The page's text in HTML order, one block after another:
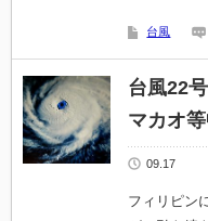
台風
台風22
マカオ
09.17
フィリピン